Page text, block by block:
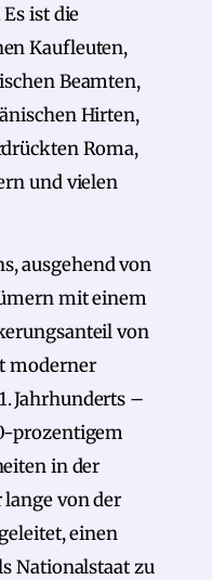
ist die
Kaufleuten,
Beamten,
Hirten,
Roma,
und vielen
ausgehend von
mit einem
von
moderner
Jahrhunderts –
prozentigem
in der
von der
einen
Nationalstaat zu